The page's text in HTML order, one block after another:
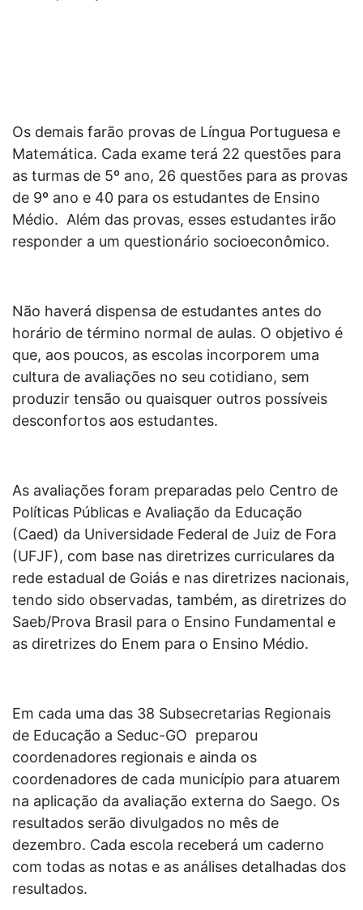
Os demais farão provas de Língua Portuguesa e
Matemática. Cada exame terá 22 questões para
as turmas de 5º ano, 26 questões para as provas
de 9º ano e 40 para os estudantes de Ensino
Médio. Além das provas, esses estudantes irão
responder a um questionário socioeconômico.
Não haverá dispensa de estudantes antes do
horário de término normal de aulas. O objetivo é
que, aos poucos, as escolas incorporem uma
cultura de avaliações no seu cotidiano, sem
produzir tensão ou quaisquer outros possíveis
desconfortos aos estudantes.
As avaliações foram preparadas pelo Centro de
Políticas Públicas e Avaliação da Educação
(Caed) da Universidade Federal de Juiz de Fora
(UFJF), com base nas diretrizes curriculares da
rede estadual de Goiás e nas diretrizes nacionais,
tendo sido observadas, também, as diretrizes do
Saeb/Prova Brasil para o Ensino Fundamental e
as diretrizes do Enem para o Ensino Médio.
Em cada uma das 38 Subsecretarias Regionais
de Educação a Seduc-GO preparou
coordenadores regionais e ainda os
coordenadores de cada município para atuarem
na aplicação da avaliação externa do Saego. Os
resultados serão divulgados no mês de
dezembro. Cada escola receberá um caderno
com todas as notas e as análises detalhadas dos
resultados.